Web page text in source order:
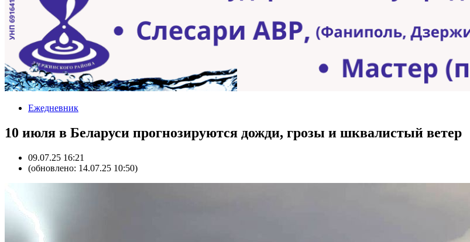
Ежедневник
10 июля в Беларуси прогнозируются дожди, грозы и шквалистый ветер
09.07.25 16:21
(обновлено: 14.07.25 10:50)